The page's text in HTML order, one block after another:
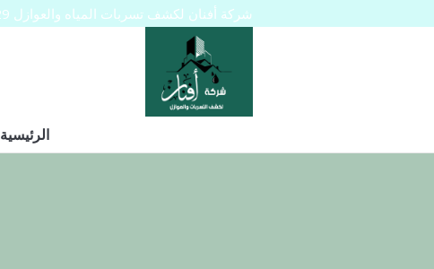
شركة أفنان لكشف تسربات المياه والعوازل 0553445129
الرئيسية